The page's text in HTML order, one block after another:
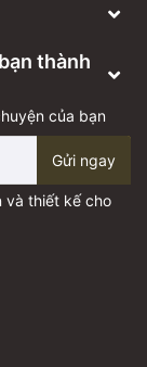
thành
của bạn
Gửi ngay
và thiết kế cho